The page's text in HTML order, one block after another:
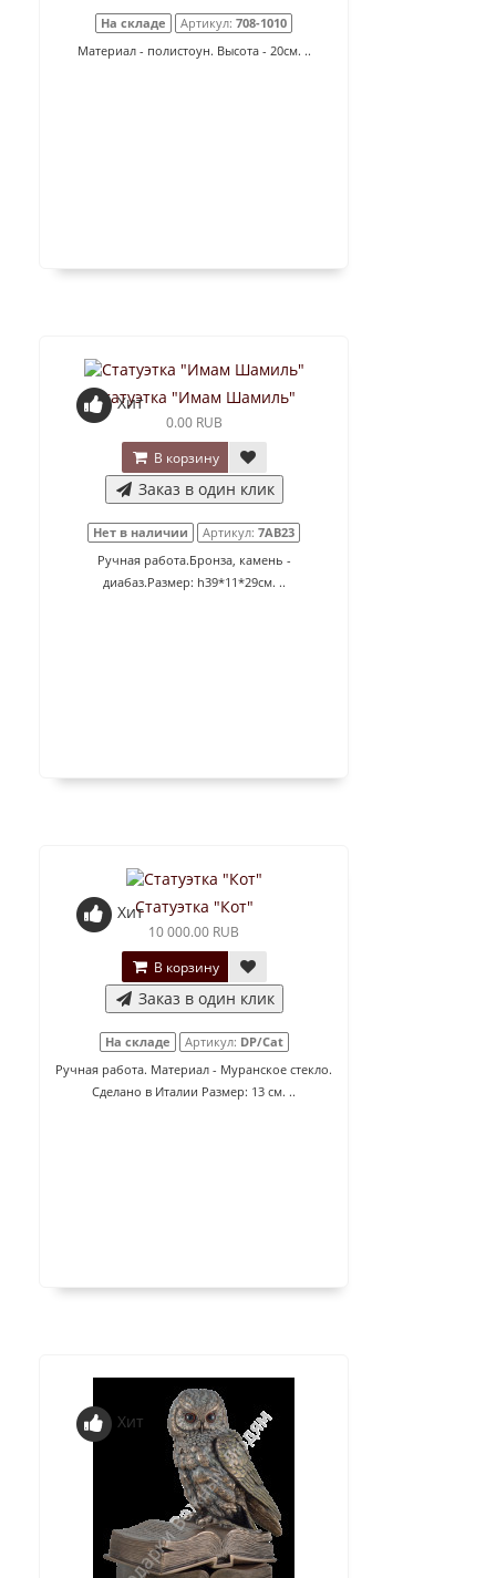
На складе Артикул: 708-1010
Материал - полистоун. Высота - 20см. ..
Хит
Статуэтка "Имам Шамиль"
0.00 RUB
В корзину
Заказ в один клик
Нет в наличии Артикул: 7AB23
Ручная работа.Бронза, камень -
диабаз.Размер: h39*11*29см. ..
ХитСтатуэтка "Кот"
10 000.00 RUB
В корзину
Заказ в один клик
На складе Артикул: DP/Cat
Ручная работа. Материал - Муранское стекло.
Сделано в Италии Размер: 13 см. ..
Хит